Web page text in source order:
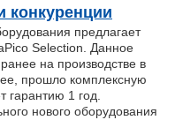
конкуренции
предлагает
Selection. Данное
на производстве в
прошло комплексную
гарантию 1 год.
нового оборудования